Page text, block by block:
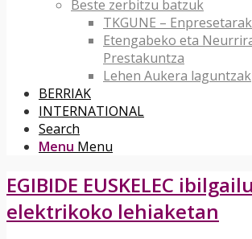
Beste zerbitzu batzuk
TKGUNE –
Etengabeko eta
Prestakuntza
Lehen Aukera laguntzak
BERRIAK
INTERNATIONAL
Search
Menu Menu
EGIBIDE EUSKELEC ibilgailu
elektrikoko lehiaketan